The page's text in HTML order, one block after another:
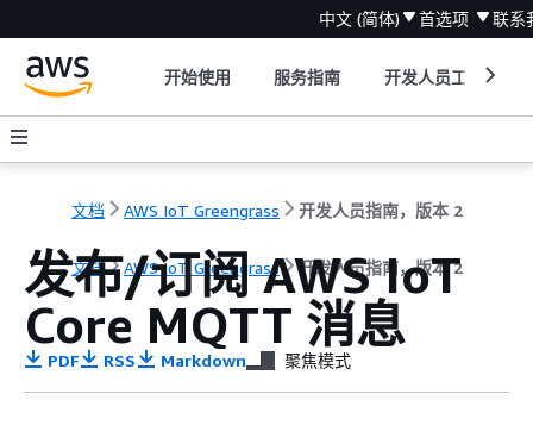
中文 (简体) 首选项 联系
开始使用 服务指南 开发人员工具
文档 AWS IoT Greengrass 开发人员指南，版本 2
文档 AWS IoT Greengrass 开发人员指南，版本 2
发布/订阅 AWS IoT
Core MQTT 消息
PDF RSS Markdown 聚焦模式